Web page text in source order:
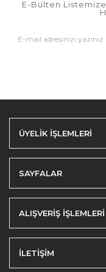
E-Bülten
ÜYELİK İŞLEMLERİ
SAYFALAR
ALIŞVERİŞ İŞLEMLERİ
İLETİŞİM